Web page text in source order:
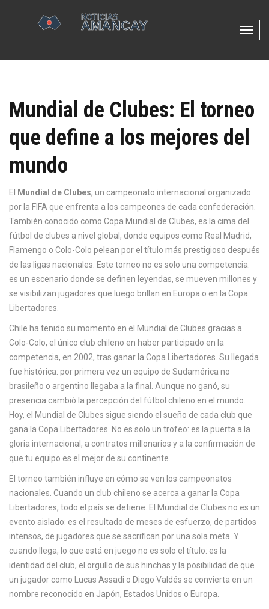
N
v
a
c
ó
e
p
a
l
a
n
c
a
Mundial de Clubes: El torneo
que define a los mejores del
mundo
El Mundial de Clubes, un campeonato internacional organizado
por la FIFA que enfrenta a los campeones de cada confederación
También conocido como Copa Mundial de Clubes, es la cima del
fútbol de clubes a nivel global, donde equipos como Real Madrid,
Flamengo o Colo-Colo pelean por el título más prestigioso después
de las ligas nacionales. Este torneo no es solo una competencia:
es un escenario donde se definen leyendas, se mueven millones y
se visibilizan jugadores que luego brillan en Europa o en la Copa
Libertadores.
Chile ha tenido su momento en el Mundial de Clubes gracias a
Colo-Colo, el único club chileno en haber participado en la
competencia, en 2002, tras ganar la Copa Libertadores Su llegada
fue histórica: por primera vez un equipo de Sudamérica no
brasileño o argentino llegaba a la final. Aunque no ganó, su
presencia cambió la percepción del fútbol chileno en el mundo.
Hoy, el Mundial de Clubes sigue siendo el sueño de cada club que
gana la Copa Libertadores. No es solo un trofeo: es la puerta a la
gloria internacional, a contratos millonarios y a la confirmación de
que tu equipo es el mejor de su continente.
El torneo también influye en cómo se ven los campeonatos
nacionales. Cuando un club chileno se acerca a ganar la Copa
Libertadores, todo el país se detiene. El Mundial de Clubes no es un
evento aislado: es el resultado de meses de esfuerzo, de partidos
intensos, de jugadores que se sacrifican por una sola meta. Y
cuando llega, lo que está en juego no es solo el título: es la
identidad del club, el orgullo de sus hinchas y la posibilidad de que
un jugador como Lucas Assadi o Diego Valdés se convierta en un
nombre reconocido en Japón, Estados Unidos o Europa.